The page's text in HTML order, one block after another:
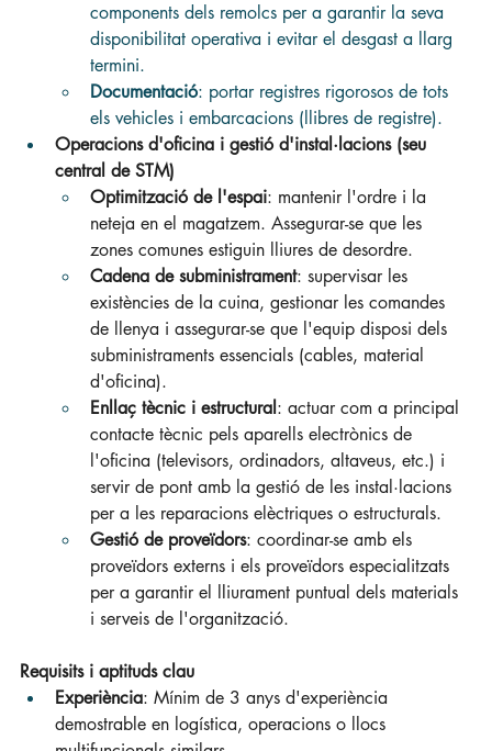
components dels remolcs per a garantir la seva
disponibilitat operativa i evitar el desgast a llarg
termini.
Documentació: portar registres rigorosos de tots
els vehicles i embarcacions (llibres de registre).
Operacions d'oficina i gestió d'instal·lacions (seu
central de STM)
Optimització de l'espai: mantenir l'ordre i la
neteja en el magatzem. Assegurar-se que les
zones comunes estiguin lliures de desordre.
Cadena de subministrament: supervisar les
existències de la cuina, gestionar les comandes
de llenya i assegurar-se que l'equip disposi dels
subministraments essencials (cables, material
d'oficina).
Enllaç tècnic i estructural: actuar com a principal
contacte tècnic pels aparells electrònics de
l'oficina (televisors, ordinadors, altaveus, etc.) i
servir de pont amb la gestió de les instal·lacions
per a les reparacions elèctriques o estructurals.
Gestió de proveïdors: coordinar-se amb els
proveïdors externs i els proveïdors especialitzats
per a garantir el lliurament puntual dels materials
i serveis de l'organització.
Requisits i aptituds clau
Experiència: Mínim de 3 anys d'experiència
demostrable en logística, operacions o llocs